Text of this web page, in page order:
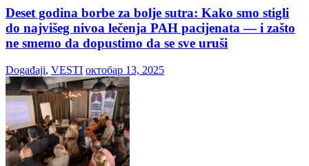
Deset godina borbe za bolje sutra: Kako smo stigli
do najvišeg nivoa lečenja PAH pacijenata — i zašto
ne smemo da dopustimo da se sve uruši
Događaji, VESTI октобар 13, 2025